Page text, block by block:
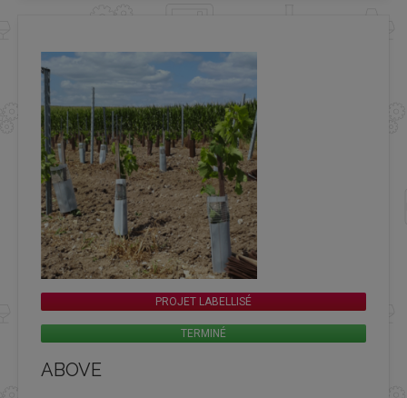
PROJET LABELLISÉ
TERMINÉ
ABOVE